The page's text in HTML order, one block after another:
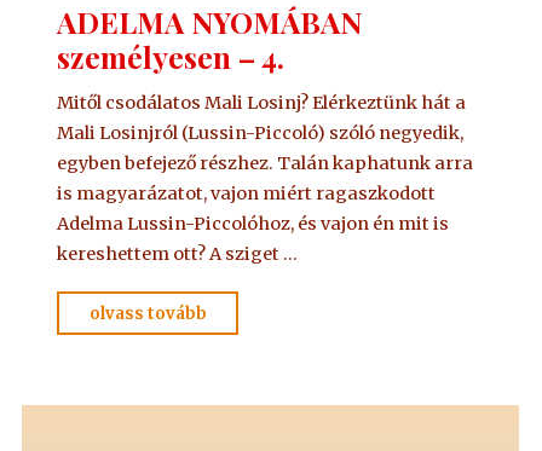
ADELMA NYOMÁBAN
személyesen – 4.
Mitől csodálatos Mali Losinj? Elérkeztünk hát a
Mali Losinjról (Lussin-Piccoló) szóló negyedik,
egyben befejező részhez. Talán kaphatunk arra
is magyarázatot, vajon miért ragaszkodott
Adelma Lussin-Piccolóhoz, és vajon én mit is
kereshettem ott? A sziget …
olvass tovább
NYOMÁBAN
–